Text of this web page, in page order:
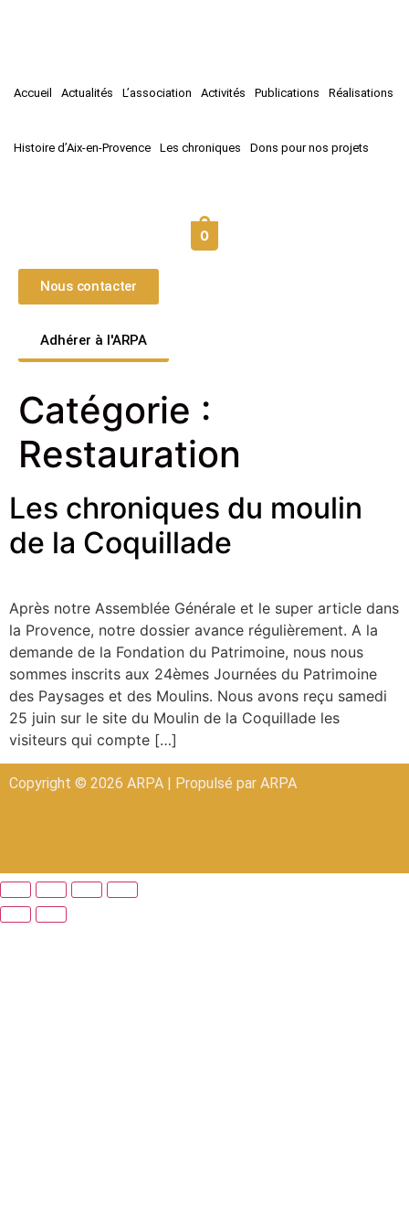
Accueil Actualités L’association Activités Publications Réalisations
Histoire d’Aix-en-Provence Les chroniques Dons pour nos projets
0
Nous contacter
Adhérer à l'ARPA
Catégorie :
Restauration
Les chroniques du moulin
de la Coquillade
Après notre Assemblée Générale et le super article dans
la Provence, notre dossier avance régulièrement. A la
demande de la Fondation du Patrimoine, nous nous
sommes inscrits aux 24èmes Journées du Patrimoine
des Paysages et des Moulins. Nous avons reçu samedi
25 juin sur le site du Moulin de la Coquillade les
visiteurs qui compte […]
Copyright © 2026 ARPA | Propulsé par ARPA